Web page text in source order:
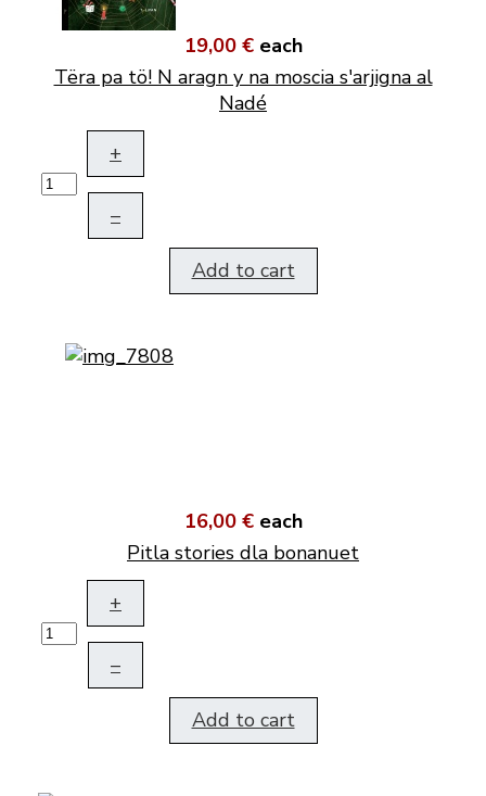
19,00 € each
Tëra pa tö! N aragn y na moscia s'arjigna al
Nadé
+
–
Add to cart
16,00 € each
Pitla stories dla bonanuet
+
–
Add to cart